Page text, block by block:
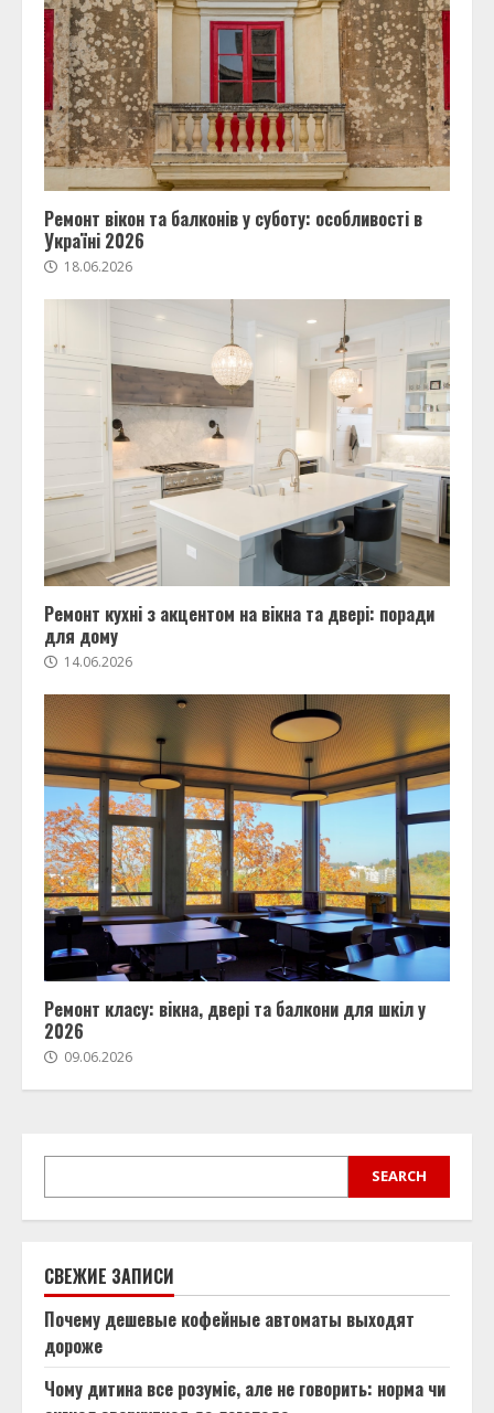
Ремонт вікон та балконів у суботу: особливості в
Україні 2026
18.06.2026
Ремонт кухні з акцентом на вікна та двері: поради
для дому
14.06.2026
Ремонт класу: вікна, двері та балкони для шкіл у
2026
09.06.2026
SEARCH SEARCH
СВЕЖИЕ ЗАПИСИ
Почему дешевые кофейные автоматы выходят
дороже
Чому дитина все розуміє, але не говорить: норма чи